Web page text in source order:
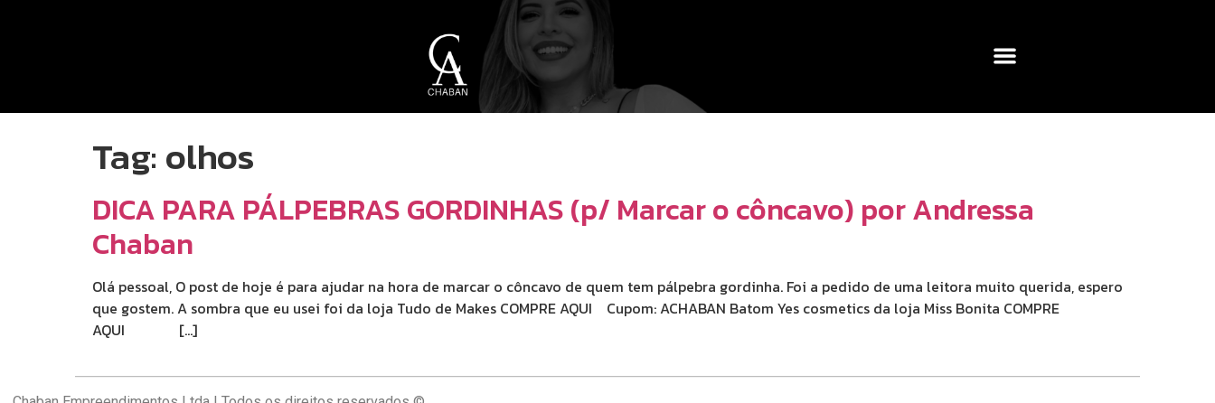
Tag: olhos
DICA PARA PÁLPEBRAS GORDINHAS (p/ Marcar o côncavo) por Andressa
Chaban
Olá pessoal, O post de hoje é para ajudar na hora de marcar o côncavo de quem tem pálpebra gordinha. Foi a pedido de uma leitora muito querida, espero
que gostem. A sombra que eu usei foi da loja Tudo de Makes COMPRE AQUI Cupom: ACHABAN Batom Yes cosmetics da loja Miss Bonita COMPRE
AQUI […]